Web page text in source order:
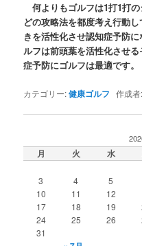
何よりもゴルフは1打1打
どの攻略法を都度考え行動
きを活性化させ認知症予防
ルフは前頭葉を活性化させ
症予防にゴルフは最適です。
カテゴリー:健康ゴルフ 作成
月 火 水
3
4 5
10
11 12
17
18 19
24
25 26
31